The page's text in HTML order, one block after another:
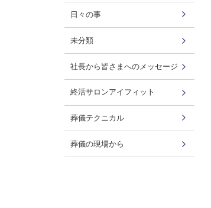
日々の事
未分類
社長から皆さまへのメッセージ
終活サロンアイフィット
葬儀テクニカル
葬儀の現場から